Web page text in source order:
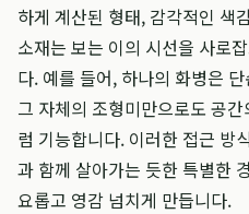
하게 계산된 형태, 감각적인 색
소재는 보는 이의 시선을 사로
다. 예를 들어, 하나의 화병은
그 자체의 조형미만으로도 공
럼 기능합니다. 이러한 접근 방
과 함께 살아가는 듯한 특별한
요롭고 영감 넘치게 만듭니다.